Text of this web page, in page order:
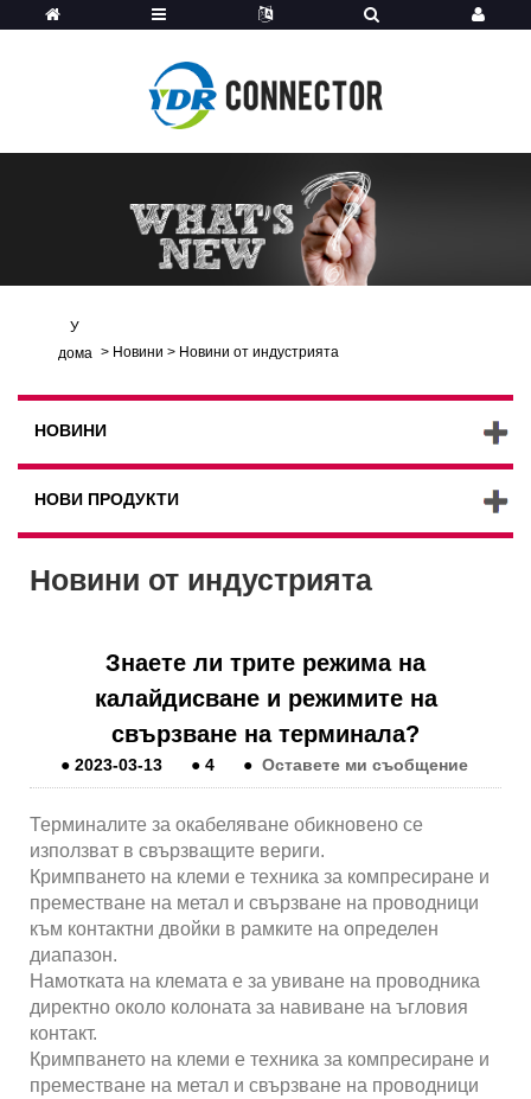
У
дома > Новини > Новини от индустрията
НОВИНИ
НОВИ ПРОДУКТИ
Новини от индустрията
Знаете ли трите режима на
калайдисване и режимите на
свързване на терминала?
●2023-03-13 ●4 ● Оставете ми съобщение
Терминалите за окабеляване обикновено се
използват в свързващите вериги.
Кримпването на клеми е техника за компресиране и
преместване на метал и свързване на проводници
към контактни двойки в рамките на определен
диапазон.
Намотката на клемата е за увиване на проводника
директно около колоната за навиване на ъгловия
контакт.
Кримпването на клеми е техника за компресиране и
преместване на метал и свързване на проводници